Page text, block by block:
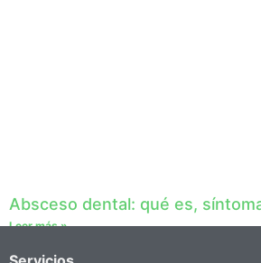
Absceso dental: qué es,
Leer más »